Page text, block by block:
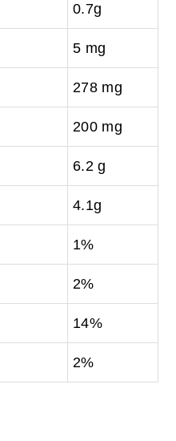
0.7g
5 mg
278 mg
200 mg
6.2 g
4.1g
1%
2%
14%
2%